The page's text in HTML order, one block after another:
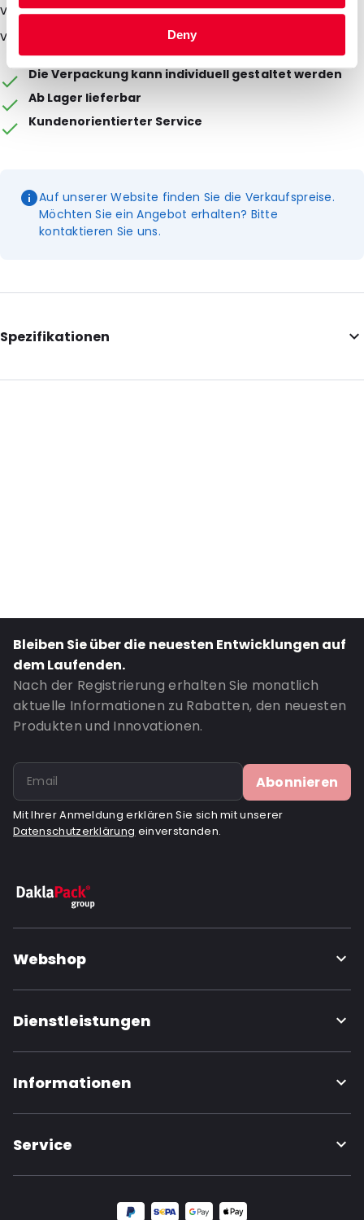
Deny
verschweisst werden. Die schwarze Aussenschicht
verleiht dem Beutel ein attraktives Design.
Die Verpackung kann individuell gestaltet werden
Ab Lager lieferbar
Kundenorientierter Service
Auf unserer Website finden Sie die Verkaufspreise.
Möchten Sie ein Angebot erhalten? Bitte
kontaktieren Sie uns.
Spezifikationen
Internal Length: 255
Bestell-ID: 660
Bleiben Sie über die neuesten Entwicklungen auf
dem Laufenden.
Nach der Registrierung erhalten Sie monatlich
aktuelle Informationen zu Rabatten, den neuesten
Produkten und Innovationen.
Abonnieren
Mit Ihrer Anmeldung erklären Sie sich mit unserer
Datenschutzerklärung einverstanden.
Webshop
Dienstleistungen
Informationen
Service